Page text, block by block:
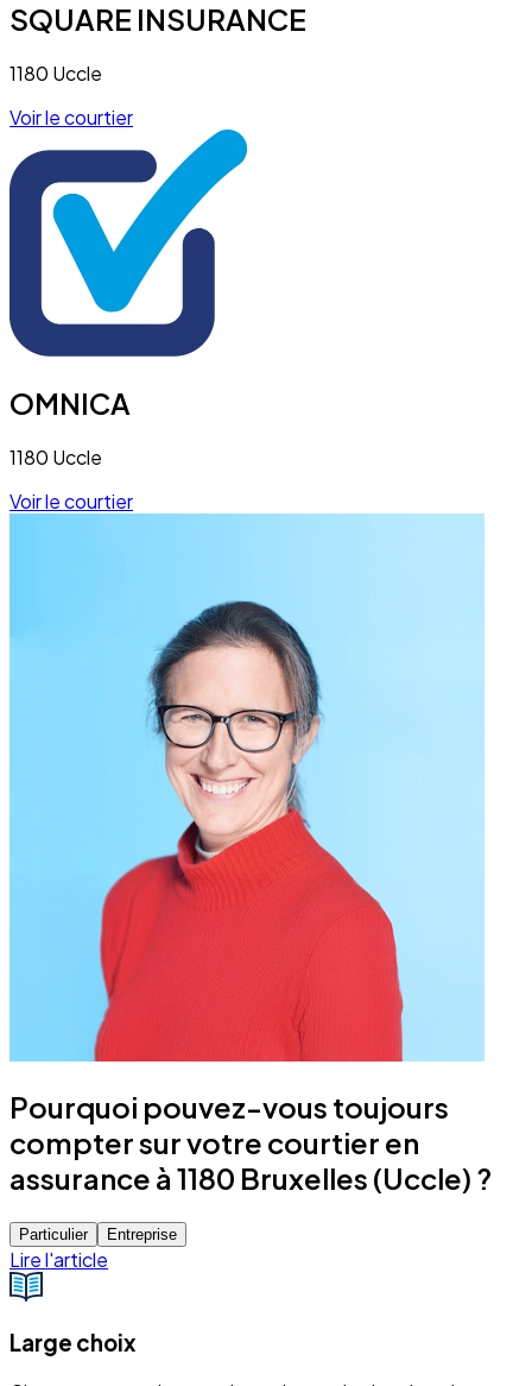
SQUARE INSURANCE
1180 Uccle
Voir le courtier
OMNICA
1180 Uccle
Voir le courtier
Pourquoi pouvez-vous toujours
compter sur votre courtier en
assurance à 1180 Bruxelles (Uccle) ?
Particulier Entreprise
Lire l'article
Large choix